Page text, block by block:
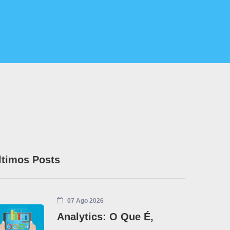
Posts
07 Ago 2026
Analytics: O Que É,